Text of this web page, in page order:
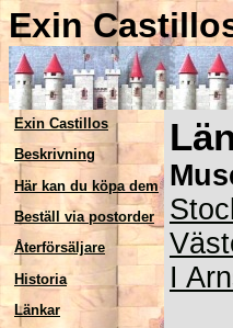
Exin
Exin Castillos
Beskrivning
Här kan du köpa dem
Beställ via postorder
Återförsäljare
Historia
Länkar
I